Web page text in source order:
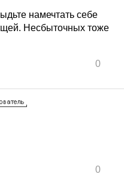
намечтать себе
Несбыточных тоже
0
0